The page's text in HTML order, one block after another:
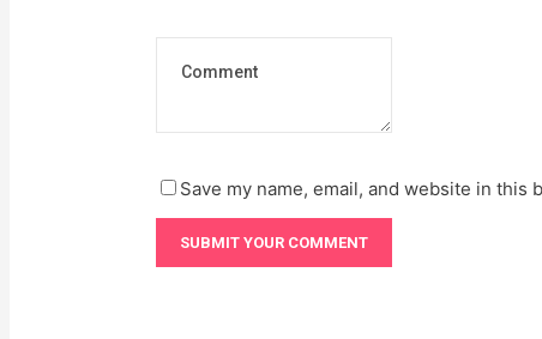
Save my name, email, and website in